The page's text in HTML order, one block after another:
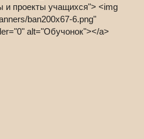
и проекты учащихся"> <img
ban200x67-6.png"
alt="Обучонок"></a>